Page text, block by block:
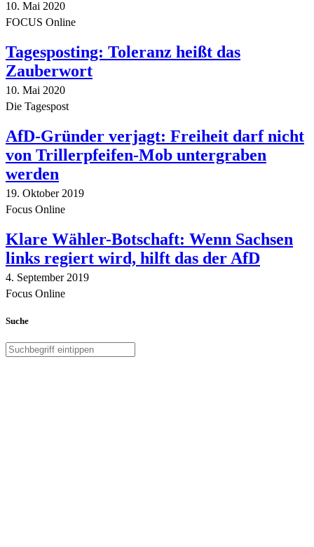
10. Mai 2020
FOCUS Online
Tagesposting: Toleranz heißt das
Zauberwort
10. Mai 2020
Die Tagespost
AfD-Gründer verjagt: Freiheit darf nicht
von Trillerpfeifen-Mob untergraben
werden
19. Oktober 2019
Focus Online
Klare Wähler-Botschaft: Wenn Sachsen
links regiert wird, hilft das der AfD
4. September 2019
Focus Online
Suche